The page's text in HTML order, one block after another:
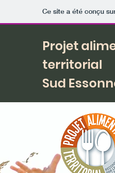
Ce site a été conçu
Projet
territorial
Sud